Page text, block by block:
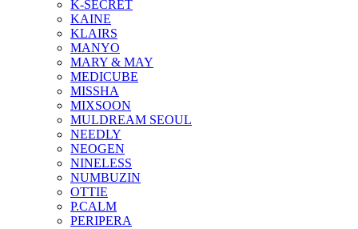
K-SECRET
KAINE
KLAIRS
MANYO
MARY & MAY
MEDICUBE
MISSHA
MIXSOON
MULDREAM SEOUL
NEEDLY
NEOGEN
NINELESS
NUMBUZIN
OTTIE
P.CALM
PERIPERA